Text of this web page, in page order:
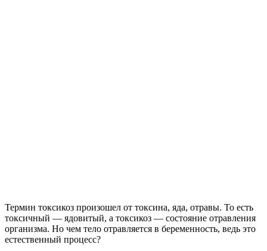
Термин токсикоз произошел от токсина, яда, отравы. То есть
токсичный — ядовитый, а токсикоз — состояние отравления
организма. Но чем тело отравляется в беременность, ведь это
естественный процесс?